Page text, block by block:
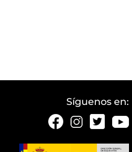
Síguenos en: